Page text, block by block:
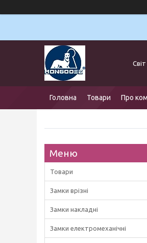
Головна Товари Про
Товари
Замки врізні
Замки накладні
Замки електромеханічні